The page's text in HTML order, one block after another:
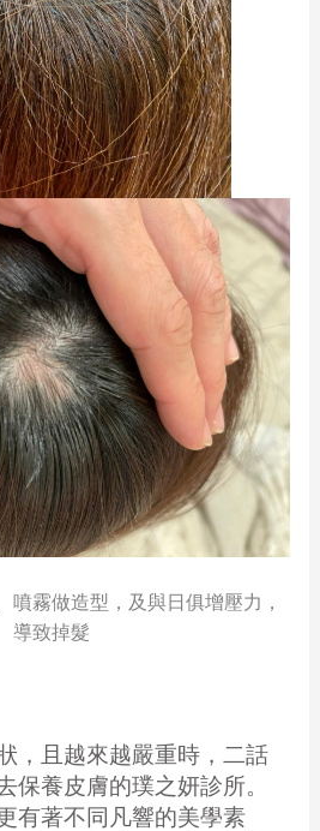
噴霧做造型，及與日俱增壓力，
導致掉髮
，且越來越嚴重時，二話
保養皮膚的璞之妍診所。
有著不同凡響的美學素